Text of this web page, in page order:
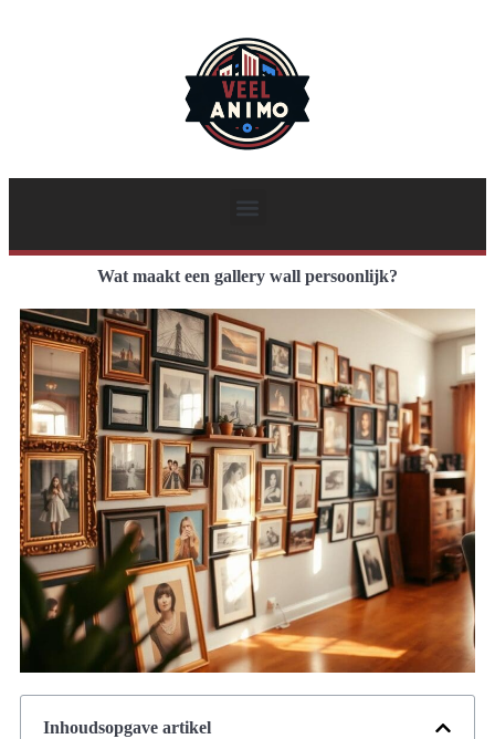
Wat maakt een gallery wall persoonlijk?
Inhoudsopgave artikel